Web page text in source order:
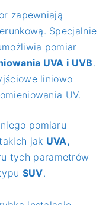
zapewniają
Specjalnie
pomiar
UVA i UVB.
liniowo
UV.
pomiaru
jak UVA,
tych parametrów
SUV.